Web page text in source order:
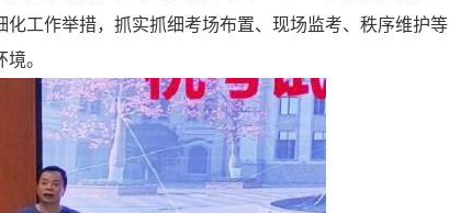
工作举措，抓实抓细考场布置、现场监考、秩序维护等
。